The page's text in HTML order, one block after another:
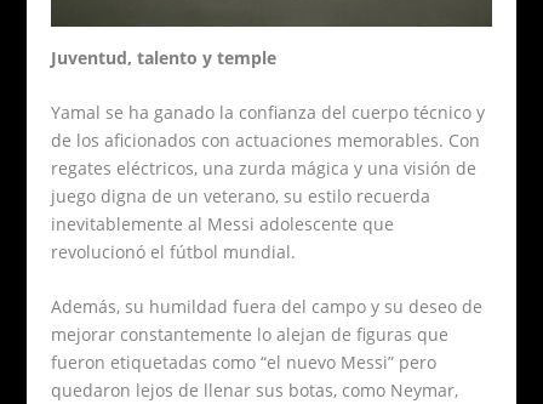
Juventud, talento y temple
Yamal se ha ganado la confianza del cuerpo técnico y
de los aficionados con actuaciones memorables. Con
regates eléctricos, una zurda mágica y una visión de
juego digna de un veterano, su estilo recuerda
inevitablemente al Messi adolescente que
revolucionó el fútbol mundial.
Además, su humildad fuera del campo y su deseo de
mejorar constantemente lo alejan de figuras que
fueron etiquetadas como “el nuevo Messi” pero
quedaron lejos de llenar sus botas, como Neymar,